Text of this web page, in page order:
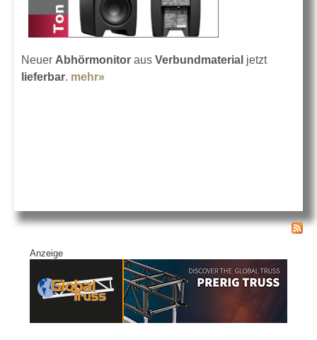
Neuer Abhörmonitor aus Verbundmaterial jetzt
lieferbar. mehr»
Anzeige